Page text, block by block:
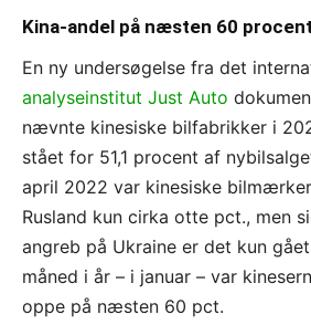
Kina-andel på næsten 60 procent
En ny undersøgelse fra det
analyseinstitut Just Auto
nævnte kinesiske bilfabrikker i
stået for 51,1 procent af
april 2022 var kinesiske
Rusland kun cirka otte pct., men
angreb på Ukraine er det kun
måned i år – i januar – var
oppe på næsten 60 pct.